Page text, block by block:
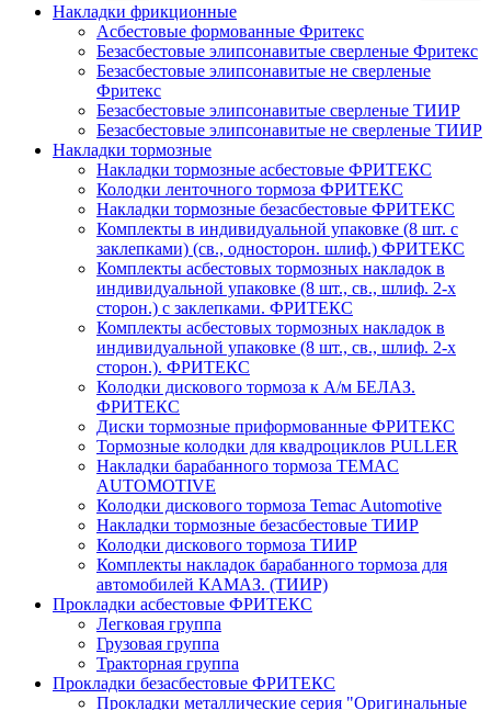
Накладки фрикционные
Асбестовые формованные Фритекс
Безасбестовые элипсонавитые сверленые Фритекс
Безасбестовые элипсонавитые не сверленые
Фритекс
Безасбестовые элипсонавитые сверленые ТИИР
Безасбестовые элипсонавитые не сверленые ТИИР
Накладки тормозные
Накладки тормозные асбестовые ФРИТЕКС
Колодки ленточного тормоза ФРИТЕКС
Накладки тормозные безасбестовые ФРИТЕКС
Комплекты в индивидуальной упаковке (8 шт. с
заклепками) (св., односторон. шлиф.) ФРИТЕКС
Комплекты асбестовых тормозных накладок в
индивидуальной упаковке (8 шт., св., шлиф. 2-х
сторон.) c заклепками. ФРИТЕКС
Комплекты асбестовых тормозных накладок в
индивидуальной упаковке (8 шт., св., шлиф. 2-х
сторон.). ФРИТЕКС
Колодки дискового тормоза к А/м БЕЛАЗ.
ФРИТЕКС
Диски тормозные приформованные ФРИТЕКС
Тормозные колодки для квадроциклов PULLER
Накладки барабанного тормоза TEMAC
AUTOMOTIVE
Колодки дискового тормоза Temac Automotive
Накладки тормозные безасбестовые ТИИР
Колодки дискового тормоза ТИИР
Комплекты накладок барабанного тормоза для
автомобилей КАМАЗ. (ТИИР)
Прокладки асбестовые ФРИТЕКС
Легковая группа
Грузовая группа
Тракторная группа
Прокладки безасбестовые ФРИТЕКС
Прокладки металлические серия "Оригинальные